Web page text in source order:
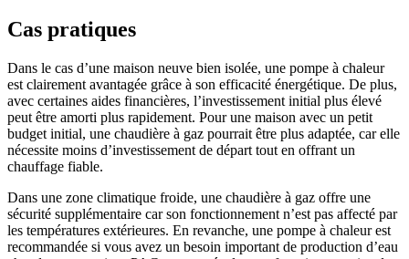
Cas pratiques
Dans le cas d’une maison neuve bien isolée, une pompe à chaleur
est clairement avantagée grâce à son efficacité énergétique. De plus,
avec certaines aides financières, l’investissement initial plus élevé
peut être amorti plus rapidement. Pour une maison avec un petit
budget initial, une chaudière à gaz pourrait être plus adaptée, car elle
nécessite moins d’investissement de départ tout en offrant un
chauffage fiable.
Dans une zone climatique froide, une chaudière à gaz offre une
sécurité supplémentaire car son fonctionnement n’est pas affecté par
les températures extérieures. En revanche, une pompe à chaleur est
recommandée si vous avez un besoin important de production d’eau